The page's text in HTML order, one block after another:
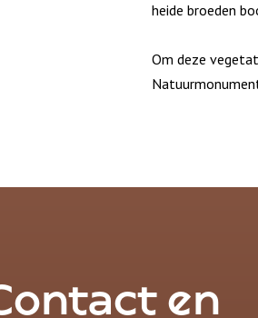
heide broeden
Om deze
en